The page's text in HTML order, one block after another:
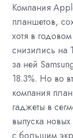
Компания
планшетов,
хотя в
снизились на
за ней
18.3%. Но во
компания
гаджеты в
выпуска
с большим